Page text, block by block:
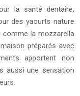
la santé dentaire,
des yaourts nature
la mozzarella
préparés avec
apportent non
aussi une sensation